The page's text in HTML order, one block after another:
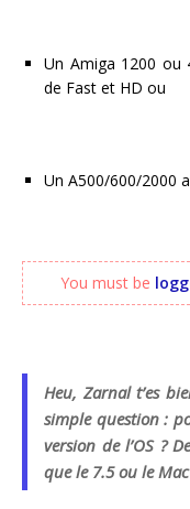
Un Amiga 1200 ou
de Fast et HD ou
Un A500/600/2000
You must be
Heu, Zarnal t’es
simple question :
version de l’OS ?
que le 7.5 ou le